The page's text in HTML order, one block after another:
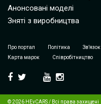
Анонсовані моделі
Зняті з виробництва
Про портал Політика Зв’язок
Карта марок
Співробітництво
© 2026 HEvCARS / Всі права захищені